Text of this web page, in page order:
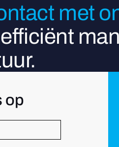
met
op